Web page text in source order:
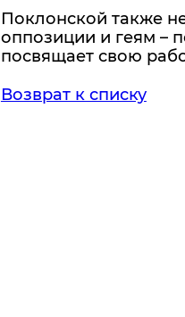
Поклонской также
оппозиции и геям –
посвящает свою
Возврат к списку